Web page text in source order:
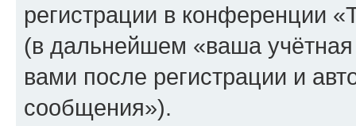
регистрации в конференции
(в дальнейшем «ваша
вами после регистрации и
сообщения»).